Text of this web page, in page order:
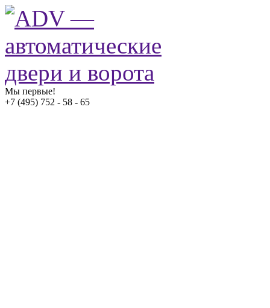
Мы первые!
+7 (495) 752 - 58 - 65